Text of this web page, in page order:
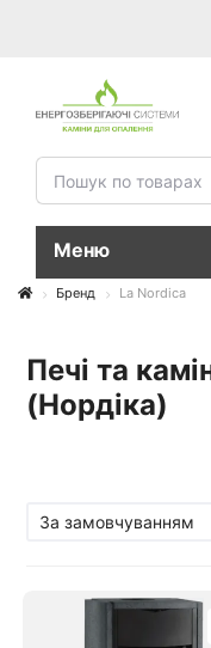
Меню
Бренд La Nordica
Печі та
(Нордіка)